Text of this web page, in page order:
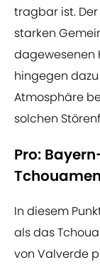
tragbar ist.
starken
dagewesenen
hingegen
Atmosphäre
solchen
Pro:
In diesem
als das
von Valverde